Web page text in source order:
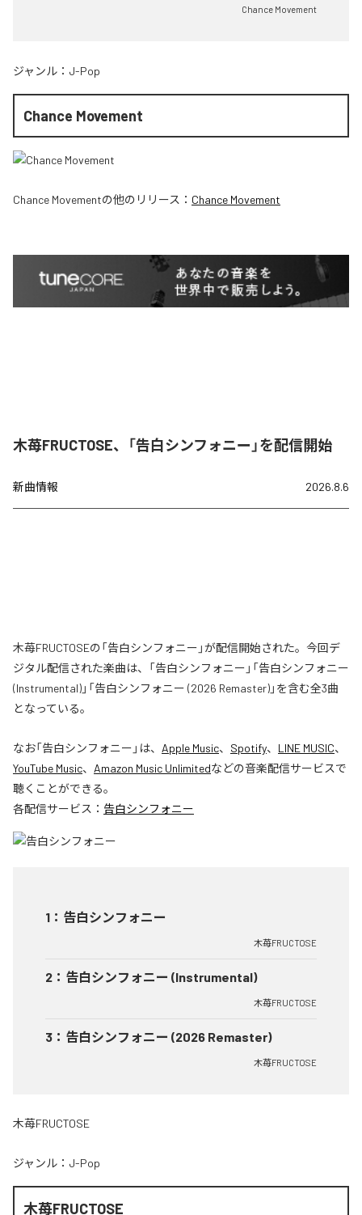
Chance Movement
ジャンル： J-Pop
Chance Movement
Chance Movementの他のリリース： Chance Movement
木苺FRUCTOSE、「告白シンフォニー」を配信開始
新曲情報 2026.8.6
木苺FRUCTOSEの「告白シンフォニー」が配信開始された。今回デ
ジタル配信された楽曲は、「告白シンフォニー」「告白シンフォニー
(Instrumental)」「告白シンフォニー (2026 Remaster)」を含む全3曲
となっている。
なお「告白シンフォニー 」は、 Apple Music、 Spotify、 LINE MUSIC、
YouTube Music、 Amazon Music Unlimitedなどの音楽配信サービスで
聴くことができる。
各配信サービス： 告白シンフォニー
1 ： 告白シンフォニー
木苺FRUCTOSE
2 ： 告白シンフォニー (Instrumental)
木苺FRUCTOSE
3 ： 告白シンフォニー (2026 Remaster)
木苺FRUCTOSE
木苺FRUCTOSE
ジャンル： J-Pop
木苺FRUCTOSE